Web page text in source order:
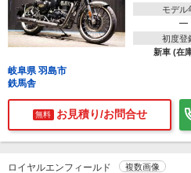
モデル
―
初度登
新車 (在
岐阜県 羽島市
鉄馬舎
無料 お見積り/お問合せ
ロイヤルエンフィールド 複数画像
走行距離(任